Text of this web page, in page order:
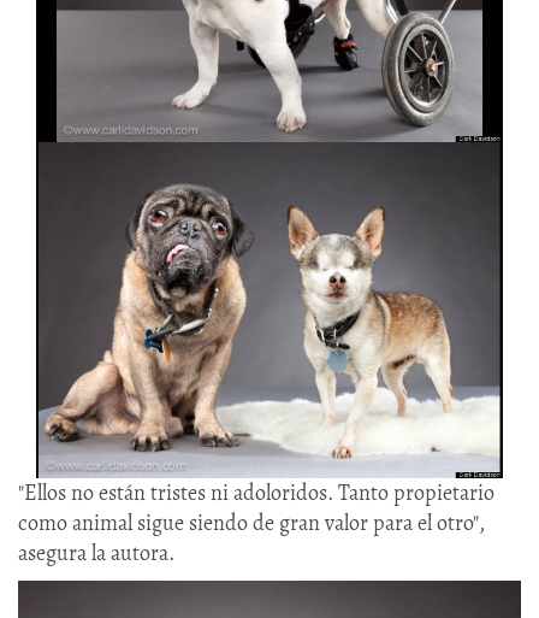
"Ellos no están tristes ni adoloridos. Tanto propietario
como animal sigue siendo de gran valor para el otro",
asegura la autora.